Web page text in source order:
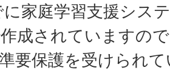
家庭学習支援シス
成されていますの
要保護を受けられ